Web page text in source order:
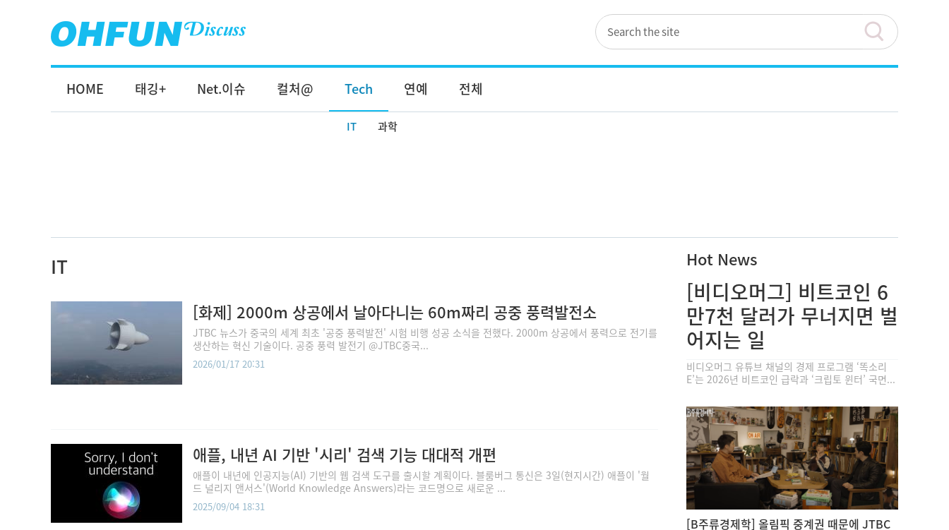
HOME 태깅+ Net.이슈 컬처@ Tech
IT 과학
연예 전체
IT
[화제] 2000m 상공에서 날아다니는 60m짜리 공중 풍력발전소
JTBC 뉴스가 중국의 세계 최초 '공중 풍력발전' 시험 비행 성공 소식을 전했다. 2000m 상공에서 풍력으로 전기를
생산하는 혁신 기술이다. 공중 풍력 발전기 @JTBC ​중국...
2026/01/17 20:31
애플, 내년 AI 기반 '시리' 검색 기능 대대적 개편
애플이 내년에 인공지능(AI) 기반의 웹 검색 도구를 출시할 계획이다. 블룸버그 통신은 3일(현지시간) 애플이 '월
드 널리지 앤서스'(World Knowledge Answers)라는 코드명으로 새로운 ...
2025/09/04 18:31
Hot News
[비디오머그] 비트코인 6
만7천 달러가 무너지면 벌
어지는 일
비디오머그 유튜브 채널의 경제 프로그램 ‘똑소리
E’는 2026년 비트코인 급락과 ‘크립토 윈터’ 국면...
[B주류경제학] 올림픽 중계권 때문에 JTBC